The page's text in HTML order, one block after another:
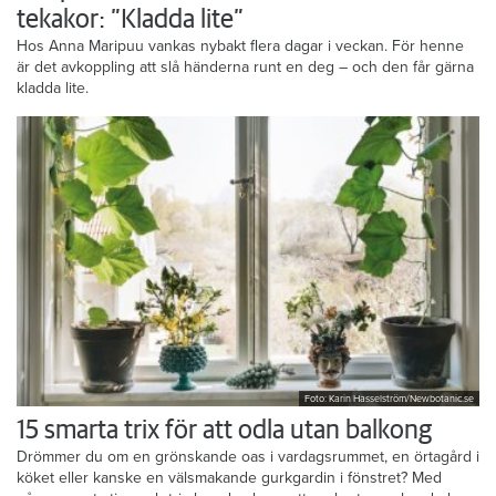
tekakor: ”Kladda lite”
Hos Anna Maripuu vankas nybakt flera dagar i veckan. För henne
är det avkoppling att slå händerna runt en deg – och den får gärna
kladda lite.
Foto: Karin Hasselström/Newbotanic.se
15 smarta trix för att odla utan balkong
Drömmer du om en grönskande oas i vardagsrummet, en örtagård i
köket eller kanske en välsmakande gurkgardin i fönstret? Med